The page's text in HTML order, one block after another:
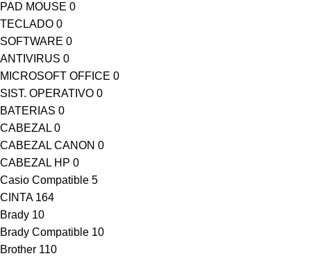
PAD MOUSE 0
TECLADO 0
SOFTWARE 0
ANTIVIRUS 0
MICROSOFT OFFICE 0
SIST. OPERATIVO 0
BATERIAS 0
CABEZAL 0
CABEZAL CANON 0
CABEZAL HP 0
Casio Compatible 5
CINTA 164
Brady 10
Brady Compatible 10
Brother 110